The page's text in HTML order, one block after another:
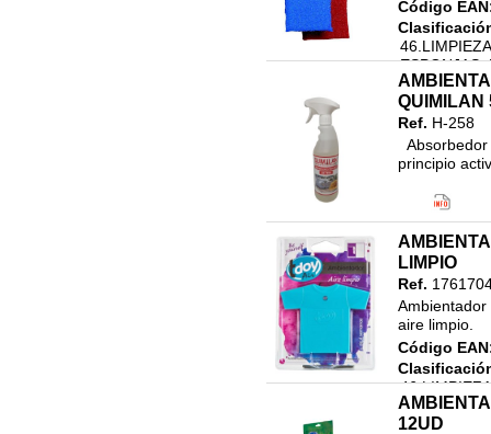
Código
ESPONJAS,
QUIMILAN
Ref. H-258
principio
500ML
LIMPIO
Ref.
aire limpio.
Código
12UD